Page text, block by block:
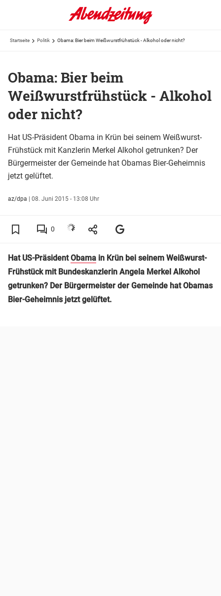
Startseite Politik Obama: Bier beim Weißwurstfrühstück - Alkohol oder nicht?
Obama: Bier beim
Weißwurstfrühstück - Alkohol
oder nicht?
Hat US-Präsident Obama in Krün bei seinem Weißwurst-
Frühstück mit Kanzlerin Merkel Alkohol getrunken? Der
Bürgermeister der Gemeinde hat Obamas Bier-Geheimnis
jetzt gelüftet.
az/dpa | 08. Juni 2015 - 13:08 Uhr
0
Hat US-PräsidentObama in Krün bei seinem Weißwurst-
Frühstück mit Bundeskanzlerin Angela Merkel Alkohol
getrunken? Der Bürgermeister der Gemeinde hat Obamas
Bier-Geheimnis jetzt gelüftet.